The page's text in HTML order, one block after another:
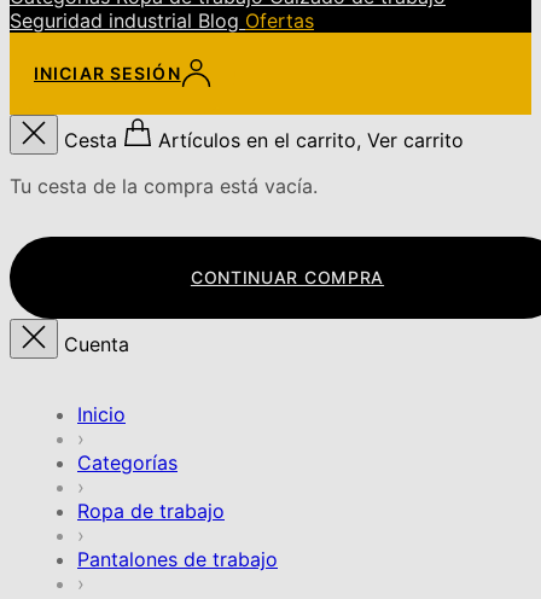
Seguridad industrial Blog Ofertas
INICIAR SESIÓN
Cesta
Artículos en el carrito, Ver carrito
Tu cesta de la compra está vacía.
CONTINUAR COMPRA
Cuenta
Inicio
›
Categorías
›
Ropa de trabajo
›
Pantalones de trabajo
›